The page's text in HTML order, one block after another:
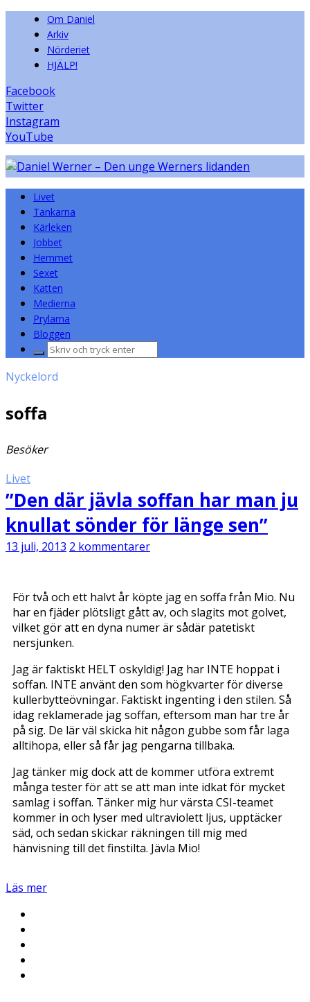
Om Daniel
Arkiv
Nörderiet
HJÄLP!
Facebook
Twitter
Instagram
YouTube
Livet
Tankarna
Kärleken
Jobbet
Hemmet
Sexet
Katten
Medierna
Prylarna
Bloggen
Sök
Nyckelord
soffa
Besöker
Livet
”Den där jävla soffan har man ju
knullat sönder för länge sen”
13 juli, 2013 2 kommentarer
För två och ett halvt år köpte jag en soffa från Mio. Nu
har en fjäder plötsligt gått av, och slagits mot golvet,
vilket gör att en dyna numer är sådär patetiskt
nersjunken.
Jag är faktiskt HELT oskyldig! Jag har INTE hoppat i
soffan. INTE använt den som högkvarter för diverse
kullerbytteövningar. Faktiskt ingenting i den stilen. Så
idag reklamerade jag soffan, eftersom man har tre år
på sig. De lär väl skicka hit någon gubbe som får laga
alltihopa, eller så får jag pengarna tillbaka.
Jag tänker mig dock att de kommer utföra extremt
många tester för att se att man inte idkat för mycket
samlag i soffan. Tänker mig hur värsta CSI-teamet
kommer in och lyser med ultraviolett ljus, upptäcker
säd, och sedan skickar räkningen till mig med
hänvisning till det finstilta. Jävla Mio!
Läs mer